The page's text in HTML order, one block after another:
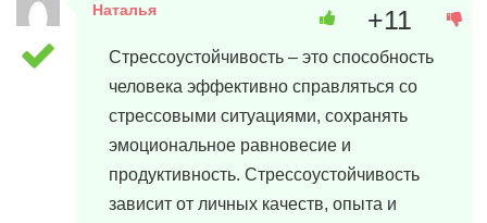
Наталья
Стрессоустойчивость – это способность
человека эффективно справляться со
стрессовыми ситуациями, сохранять
эмоциональное равновесие и
продуктивность. Стрессоустойчивость
зависит от личных качеств, опыта и
+11